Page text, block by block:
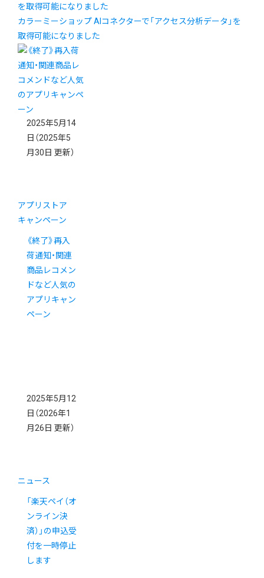
カラーミーショップ AIコネクターで「アクセス分析データ」を
取得可能になりました
2025年5月14
日 （2025年5
月30日 更新）
アプリストア
キャンペーン
《終了》再入
荷通知・関連
商品レコメン
ドなど人気の
アプリキャン
ペーン
2025年5月12
日 （2026年1
月26日 更新）
ニュース
「楽天ペイ（オ
ンライン決
済）」の申込受
付を一時停止
します